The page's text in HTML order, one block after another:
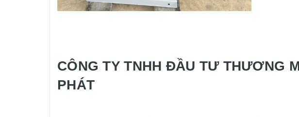
CÔNG TY TNHH ĐẦU TƯ THƯƠNG
PHÁT